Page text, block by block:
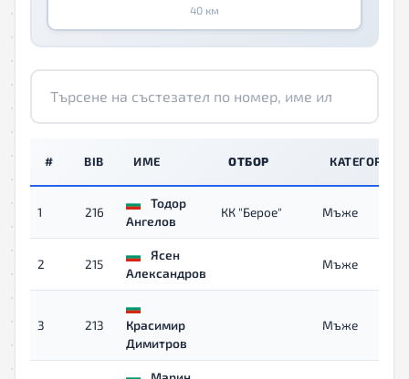
40 км
# BIB ИМЕ ОТБОР КАТЕГОРИЯ
1 216
Тодор
Ангелов
КК "Берое" Мъже
2 215
Ясен
Александров
Мъже
3 213
Красимир
Димитров
Мъже